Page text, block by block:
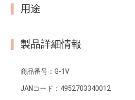
用途
製品詳細情報
商品番号：G-1V
JANコード： 4952703340012